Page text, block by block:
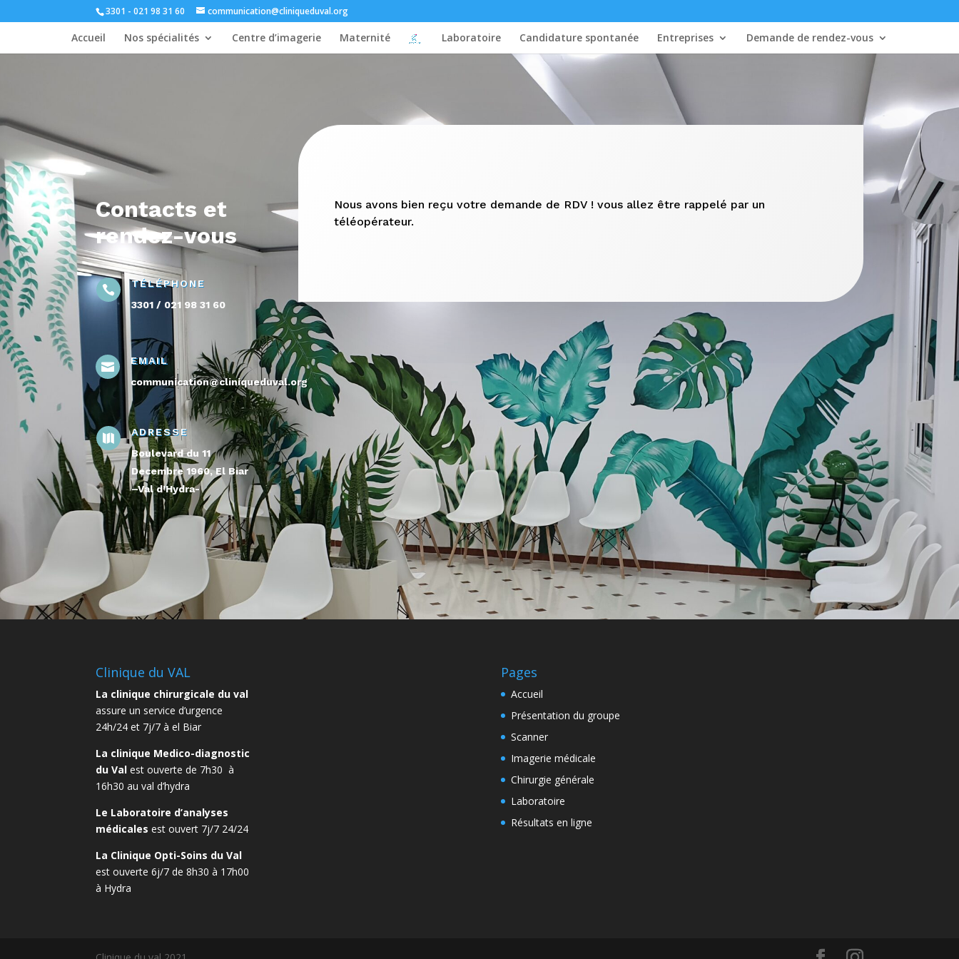
3301 - 021 98 31 60 communication@cliniqueduval.org
Accueil Nos spécialités Centre d’imagerie Maternité Laboratoire Candidature spontanée Entreprises Demande de rendez-vous
Contacts et
rendez-vous

TÉLÉPHONE
3301 / 021 98 31 60

EMAIL
communication@cliniqueduval.org

ADRESSE
Boulevard du 11
Decembre 1960, El Biar
–Val d’Hydra-
Nous avons bien reçu votre demande de RDV ! vous allez être rappelé par un
téléopérateur.
Clinique du VAL
La clinique chirurgicale du val
assure un service d’urgence
24h/24 et 7j/7 à el Biar
La clinique Medico-diagnostic
du Val est ouverte de 7h30 à
16h30 au val d’hydra
Le Laboratoire d’analyses
médicales est ouvert 7j/7 24/24
La Clinique Opti-Soins du Val
est ouverte 6j/7 de 8h30 à 17h00
à Hydra
Pages
Accueil
Présentation du groupe
Scanner
Imagerie médicale
Chirurgie générale
Laboratoire
Résultats en ligne